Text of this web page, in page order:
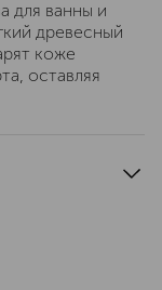
для ванны и
древесный
коже
оставляя